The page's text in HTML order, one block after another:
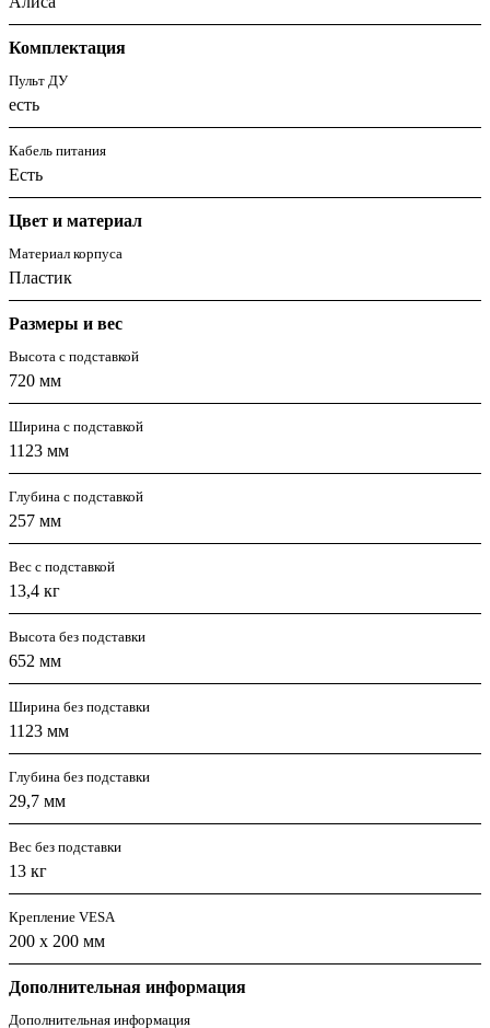
Комплектация
Пульт ДУ
есть
Кабель питания
Есть
Цвет и материал
Материал корпуса
Пластик
Размеры и вес
Высота с подставкой
720 мм
Ширина с подставкой
1123 мм
Глубина с подставкой
257 мм
Вес с подставкой
13,4 кг
Высота без подставки
652 мм
Ширина без подставки
1123 мм
Глубина без подставки
29,7 мм
Вес без подставки
13 кг
Крепление VESA
200 x 200 мм
Дополнительная информация
Дополнительная информация